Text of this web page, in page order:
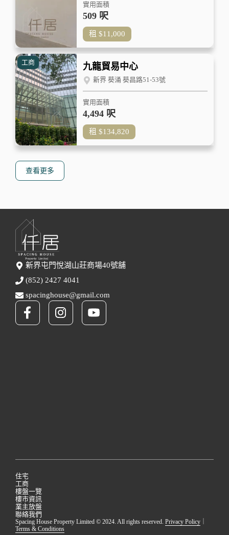
查看更多
實用面積
509 呎
租 $11,000
工商 九龍貿易中心
新界 葵涌 葵昌路51-53號
實用面積
4,494 呎
租 $134,820
新界屯門悅湖山莊商場40號舖
(852) 2427 4041
spacinghouse@gmail.com
住宅
工商
樓盤一覽
樓市資訊
業主放盤
聯絡我們
Spacing House Property Limited © 2024. All rights reserved. Privacy Policy
Terms & Conditions